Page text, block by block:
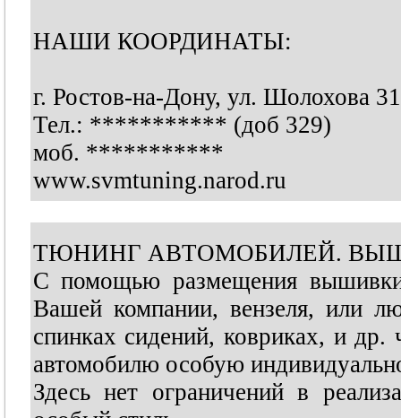
НАШИ КООРДИНАТЫ:
г. Ростов-на-Дону, ул. Шолохова
Тел.: *********** (доб 329)
моб. ***********
www.svmtuning.narod.ru
ТЮНИНГ АВТОМОБИЛЕЙ.
С помощью размещения вышивки
Вашей компании, вензеля, или
спинках сидений, ковриках, и
автомобилю особую
Здесь нет ограничений в